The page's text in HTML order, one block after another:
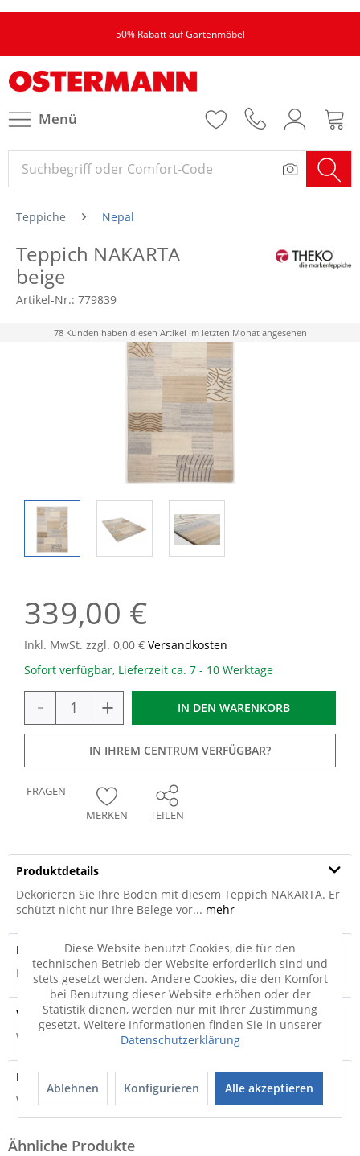
50% Rabatt auf Gartenmöbel
Menü
Teppiche Nepal
Teppich NAKARTA
beige
Artikel-Nr.: 779839
78 Kunden haben diesen Artikel im letzten Monat angesehen
339,00 €
Inkl. MwSt. zzgl. 0,00 € Versandkosten
Sofort verfügbar, Lieferzeit ca. 7 - 10 Werktage
- + IN DEN WARENKORB
IN IHREM CENTRUM VERFÜGBAR?
FRAGEN
MERKEN
TEILEN
Produktdetails
Dekorieren Sie Ihre Böden mit diesem Teppich NAKARTA. Er
schützt nicht nur Ihre Belege vor... mehr
Produktsicherheit
Produktsicherheit
Versandinfo
Weitere Informationen zum Versand...
Hersteller
Weitere Informationen zum Hersteller...
Diese Website benutzt Cookies, die für den
technischen Betrieb der Website erforderlich sind und
stets gesetzt werden. Andere Cookies, die den Komfort
bei Benutzung dieser Website erhöhen oder der
Statistik dienen, werden nur mit Ihrer Zustimmung
gesetzt. Weitere Informationen finden Sie in unserer
Datenschutzerklärung
Ablehnen Konfigurieren Alle akzeptieren